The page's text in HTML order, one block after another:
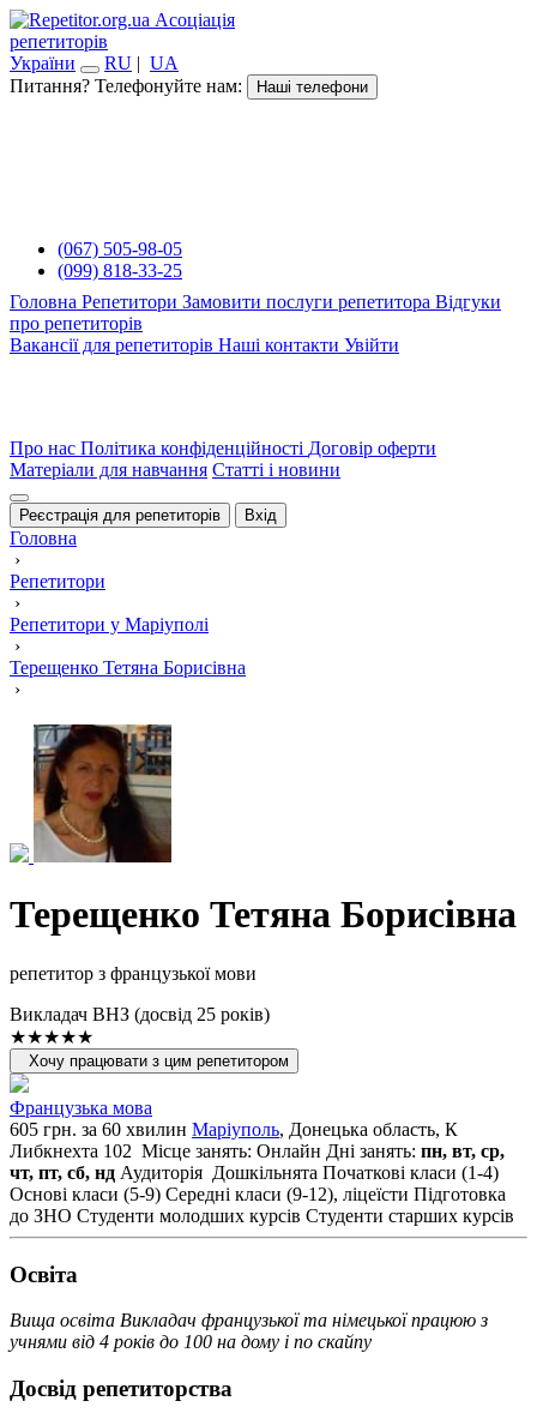
Асоціація
репетиторів
України
RU | UA
Питання? Телефонуйте нам:
Наші телефони
(067) 505-98-05
(099) 818-33-25
Головна Репетитори Замовити послуги репетитора Відгуки
про репетиторів
Вакансії для репетиторів Наші контакти Увійти
Про нас Політика конфіденційності Договір оферти
Матеріали для навчання Статті і новини
Реєстрація для репетиторів Вхід
Головна
›
Репетитори
›
Репетитори у Маріуполі
›
Терещенко Тетяна Борисівна
›
Терещенко Тетяна Борисівна
репетитор з французької мови
Викладач ВНЗ (досвід 25 років)
★★★★★
Хочу працювати з цим репетитором
Французька мова
605 грн. за 60 хвилин Маріуполь, Донецька область, К
Либкнехта 102 Місце занять: Онлайн Дні занять: пн, вт, ср,
чт, пт, сб, нд Аудиторія Дошкільнята Початкові класи (1-4)
Основі класи (5-9) Середні класи (9-12), ліцеїсти Підготовка
до ЗНО Студенти молодших курсів Студенти старших курсів
Освiта
Вища освіта Викладач французької та німецької працюю з
учнями від 4 років до 100 на дому і по скайпу
Досвід репетиторства